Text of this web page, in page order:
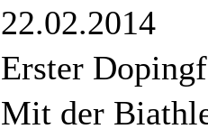
22.02.2014
Erster
Mit der